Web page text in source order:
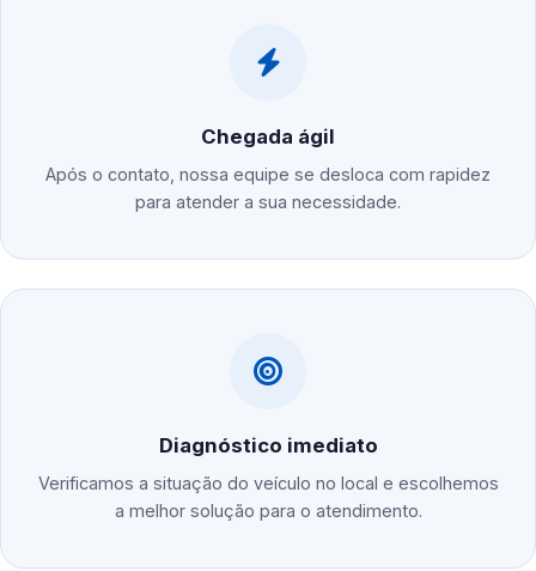
Chegada ágil
Após o contato, nossa equipe se desloca com rapidez
para atender a sua necessidade.
Diagnóstico imediato
Verificamos a situação do veículo no local e escolhemos
a melhor solução para o atendimento.